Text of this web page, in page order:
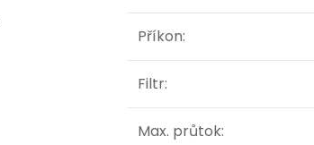
Příkon:
Filtr:
Max. průtok: